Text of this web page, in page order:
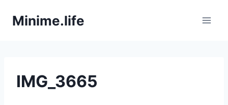
InhaltMinime.life
IMG_3665